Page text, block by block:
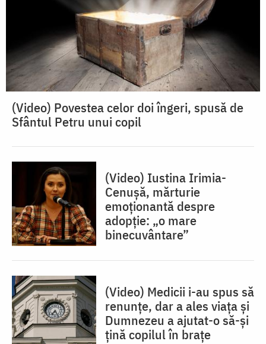
(Video) Povestea celor doi îngeri, spusă de
Sfântul Petru unui copil
(Video) Iustina Irimia-
Cenușă, mărturie
emoționantă despre
adopție: „o mare
binecuvântare”
(Video) Medicii i-au spus să
renunțe, dar a ales viața și
Dumnezeu a ajutat-o să-și
țină copilul în brațe